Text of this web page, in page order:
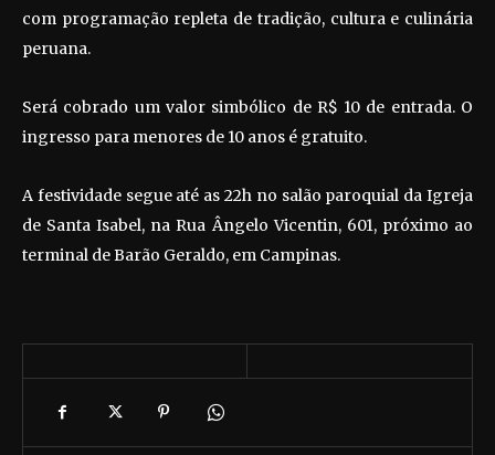
com programação repleta de tradição, cultura e culinária
peruana.
Será cobrado um valor simbólico de R$ 10 de entrada. O
ingresso para menores de 10 anos é gratuito.
A festividade segue até as 22h no salão paroquial da Igreja
de Santa Isabel, na Rua Ângelo Vicentin, 601, próximo ao
terminal de Barão Geraldo, em Campinas.